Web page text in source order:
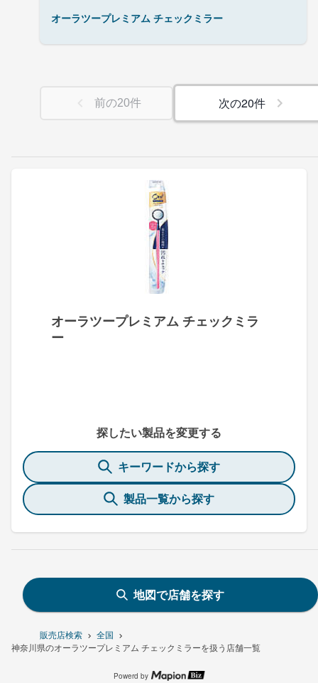
販売店検索
全国
神奈川県のオーラツープレミアム チェックミラーを扱う店舗一覧
オーラツープレミアム チェックミラ
ー
探したい製品を変更する
キーワードから探す
製品一覧から探す
オーラツープレミアム チェックミラー
前の20件 次の20件
地図で店舗を探す
Powerd by